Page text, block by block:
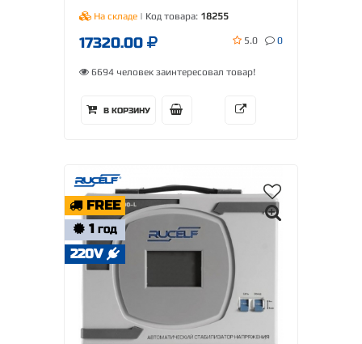
На складе | Код товара: 18255
17320.00 5.0 0
6694 человек заинтересовал товар!
В КОРЗИНУ
FREE
1 ГОД
220V